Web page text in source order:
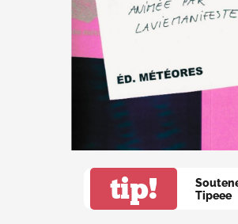
tip!
Tipeee